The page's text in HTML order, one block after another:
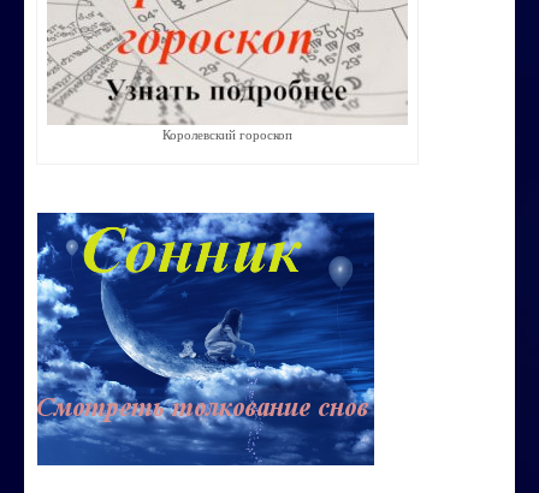
Строим счастливую семью
СТОИМОСТЬ УСЛУГ
Королевский гороскоп